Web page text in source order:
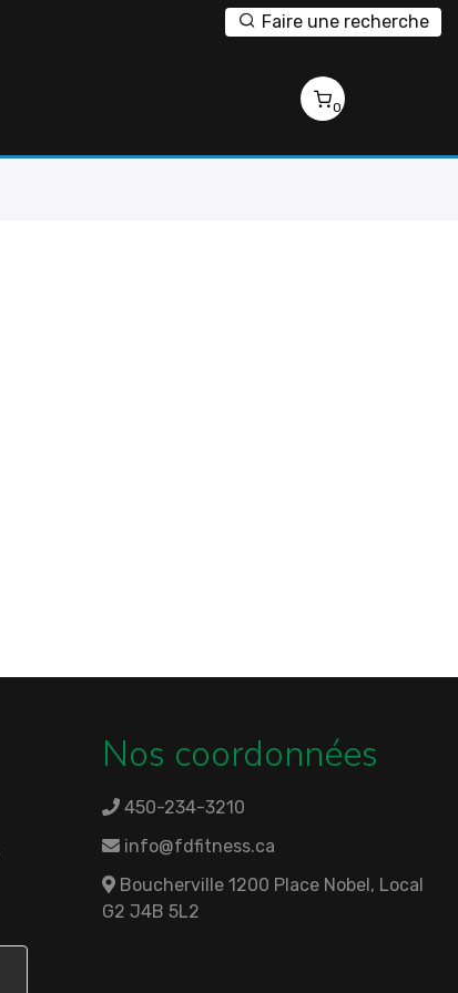
Faire une recherche
0
Nos coordonnées
450-234-3210
info@fdfitness.ca
Boucherville 1200 Place Nobel, Local
G2 J4B 5L2